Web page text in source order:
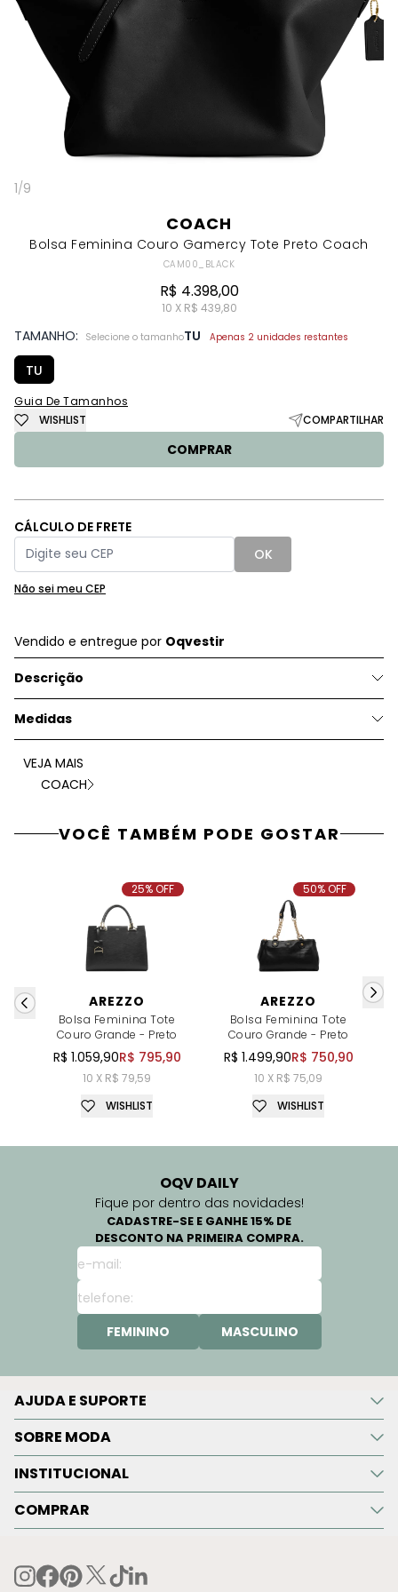
1/9
COACH
Bolsa Feminina Couro Gamercy Tote Preto Coach
CAM00_BLACK
R$ 4.398,00
10 X R$ 439,80
TAMANHO: Selecione o tamanhoTU Apenas 2 unidades restantes
TU
COMPRAR
WISHLIST COMPARTILHAR
Guia De Tamanhos
CÁLCULO DE FRETE
OK
Não sei meu CEP
Vendido e entregue por Oqvestir
Descrição
Medidas
VEJA MAIS
COACH
VOCÊ TAMBÉM PODE GOSTAR
AREZZO
Bolsa Feminina Tote
Couro Grande - Preto
R$ 1.059,90R$ 795,90
10 X R$ 79,59
25% OFF
WISHLIST
AREZZO
Bolsa Feminina Tote
Couro Grande - Preto
R$ 1.499,90R$ 750,90
10 X R$ 75,09
50% OFF
WISHLIST
OQV DAILY
Fique por dentro das novidades!
CADASTRE-SE E GANHE 15% DE
DESCONTO NA PRIMEIRA COMPRA.
FEMININO MASCULINO
AJUDA E SUPORTE
SOBRE MODA
INSTITUCIONAL
COMPRAR